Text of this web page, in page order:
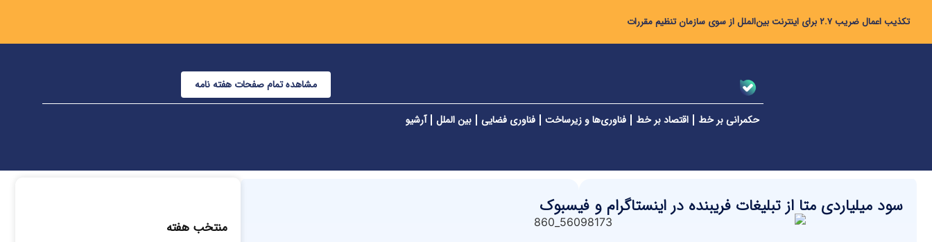
تکذیب اعمال ضریب ۲.۷ برای اینترنت بین‌الملل از سوی سازمان تنظیم مقررات
مشاهده تمام صفحات هفته نامه
حکمرانی بر خط اقتصاد بر خط فناوری‌ها و زیرساخت فناوری فضایی بین الملل آرشیو
سود میلیاردی متا از تبلیغات فریبنده در اینستاگرام و فیسبوک
منتخب هفته